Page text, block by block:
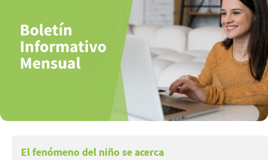
El fenómeno del niño se acerca